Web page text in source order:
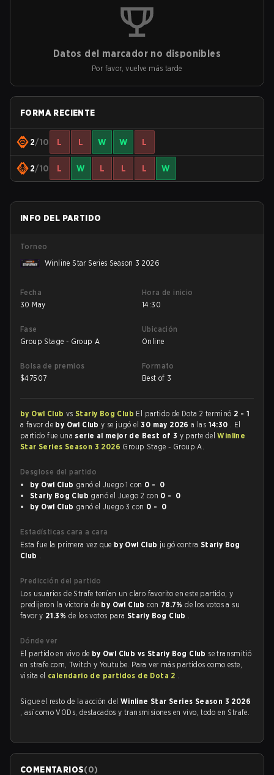
Datos del marcador no disponibles
Por favor, vuelve más tarde
FORMA RECIENTE
2/10 L L W W L
2/10 L W L L L W
INFO DEL PARTIDO
Torneo
Winline Star Series Season 3 2026
Fecha
30 May
Hora de inicio
14:30
Fase
Group Stage - Group A
Ubicación
Online
Bolsa de premios
$47507
Formato
Best of 3
by Owl Club vs Stariy Bog Club El partido de Dota 2 terminó 2 - 1
a favor de by Owl Cluby se jugó el30 may 2026a las 14:30 . El
partido fue una serie al mejor de Best of 3 y parte delWinline
Star Series Season 3 2026 Group Stage - Group A.
Desglose del partido
by Owl Club ganó el Juego 1 con 0 - 0
Stariy Bog Club ganó el Juego 2 con 0 - 0
by Owl Club ganó el Juego 3 con 0 - 0
Estadísticas cara a cara
Esta fue la primera vez que by Owl Club jugó contra Stariy Bog
Club .
Predicción del partido
Los usuarios de Strafe tenían un claro favorito en este partido, y
predijeron la victoria de by Owl Clubcon 78.7%de los votos a su
favor y 21.3% de los votos para Stariy Bog Club .
Dónde ver
El partido en vivo de by Owl Club vs Stariy Bog Club se transmitió
en strafe.com, Twitch y Youtube. Para ver más partidos como este,
visita el calendario de partidos de Dota 2 .
Sigue el resto de la acción del Winline Star Series Season 3 2026
, así como VODs, destacados y transmisiones en vivo, todo en Strafe.
COMENTARIOS(0)